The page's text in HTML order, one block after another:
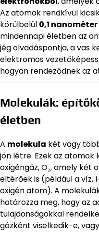
Az atomok rendkívül
körülbelül 0,1 nanométer
mindennapi életben az
jég olvadáspontja, a vas
elektromos
hogyan rendeződnek az
Molekulák:
életben
A molekula két vagy
jön létre. Ezek az atomok
oxigéngáz, O₂, amely
eltérőek is (például a víz,
oxigén atom). A
határozza meg, hogy az
tulajdonságokkal
gázként viselkedik-e,